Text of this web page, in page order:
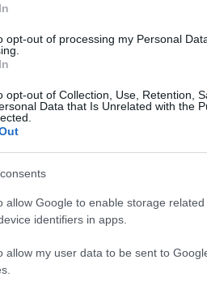
opt-out of processing my Personal
opt-out of Collection, Use, Retention,
Data that Is Unrelated with the
allow Google to enable storage
identifiers in apps.
allow my user data to be sent to
munka
Valóságos
a navigációval
más regionális utakkal, a
sávokat építettek be, hogy
rossz sávba kerül, 10 percen
Tehát annak ellenére, hogy 8